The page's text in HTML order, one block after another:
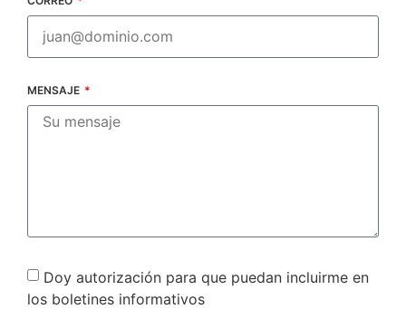
MENSAJE
Doy autorización para que puedan incluirme en
los boletines informativos